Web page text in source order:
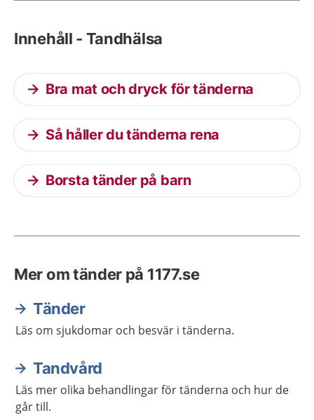
Innehåll - Tandhälsa
Bra mat och dryck för tänderna
Så håller du tänderna rena
Borsta tänder på barn
Mer om tänder på 1177.se
Tänder
Läs om sjukdomar och besvär i tänderna.
Tandvård
Läs mer olika behandlingar för tänderna och hur de
går till.